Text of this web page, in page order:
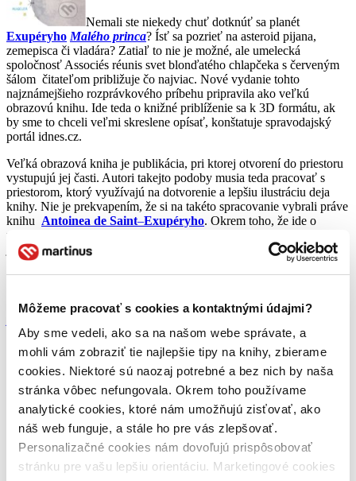
Môžeme pracovať s cookies a kontaktnými údajmi?
Aby sme vedeli, ako sa na našom webe správate, a
mohli vám zobraziť tie najlepšie tipy na knihy, zbierame
cookies. Niektoré sú naozaj potrebné a bez nich by naša
stránka vôbec nefungovala. Okrem toho používame
analytické cookies, ktoré nám umožňujú zisťovať, ako
náš web funguje, a stále ho pre vás zlepšovať.
Personalizačné cookies nám dovoľujú prispôsobovať
stránku pre vašu lepšiu orientáciu. Marketingové cookies
Nemali ste niekedy chuť dotknúť sa planét
Exupéryho Malého princa? Ísť sa pozrieť na asteroid pijana,
zemepisca či vladára? Zatiaľ to nie je možné, ale umelecká
spoločnosť Associés réunis svet blonďatého chlapčeka s červeným
šálom čitateľom približuje čo najviac. Nové vydanie tohto
najznámejšieho rozprávkového príbehu pripravila ako veľkú
obrazovú knihu. Ide teda o knižné priblíženie sa k 3D formátu, ak
by sme to chceli veľmi skreslene opísať, konštatuje spravodajský
portál idnes.cz.
Veľká obrazová kniha je publikácia, pri ktorej otvorení do priestoru
vystupujú jej časti. Autori takejto podoby musia teda pracovať s
priestorom, ktorý využívajú na dotvorenie a lepšiu ilustráciu deja
knihy. Nie je prekvapením, že si na takéto spracovanie vybrali práve
knihu Antoinea de Saint–Exupéryho. Okrem toho, že ide o
nezabudnuteľný príbeh tak pre deti, ako aj pre dospelých, ide aj o
jednu z najatraktívnejších kníh sveta všetkých čias. So svojimi viac
ako 80 miliónmi výtlačkov sa radí medzi päťdesiat
najpredávanejších publikácií sveta.
Aj počet jazykov, do ktorých je preložená je obdivuhodný.Malého
môžete čítať až v 180-tich rôznych jazykových prevedeniach
a dialektoch.
Umelecká spoločnosť Associés réunis pod umeleckým vedením
Gérarda Lo Monaca a s designem Emmy Giuliani si zobrali asi
najznámejšiu verziu tejto slávnej knihy. Ide o vydanie malého
formátu, kde je text ilustrovaný autorovými kresbami. Autori chcú
formou veľkej obrazovej knihy zvýrazňuje magickosť a inotaj,
ktorýExupéryv svojom diele zanechal.
Malého princa
nejde o prvé netradičné spracovanie tohto
príbehu. V minulosti, ako píše portál, sa objavili ajkomiksovéči